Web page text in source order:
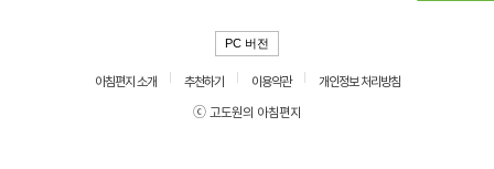
PC 버전
아침편지 소개 추천하기 이용약관
개인정보 처리방침
ⓒ 고도원의 아침편지